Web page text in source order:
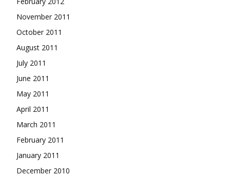
November 2011
October 2011
August 2011
July 2011
June 2011
May 2011
April 2011
March 2011
February 2011
January 2011
December 2010